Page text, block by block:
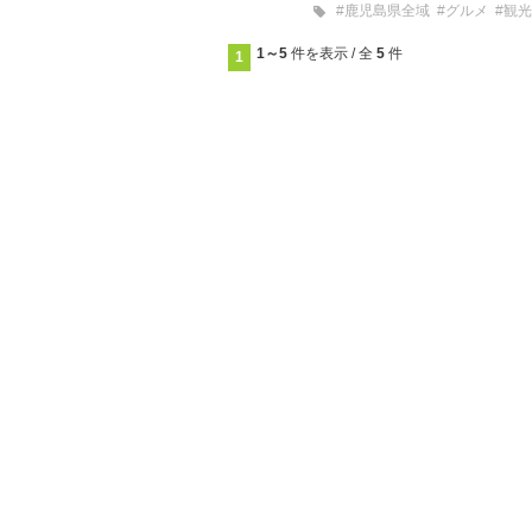
#鹿児島県全域 #グルメ #観光
1 1～5 件を表示 / 全 5 件